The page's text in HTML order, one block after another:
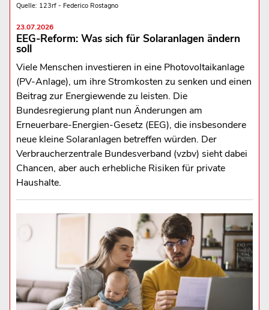
Quelle: 123rf - Federico Rostagno
23.07.2026
EEG-Reform: Was sich für Solaranlagen ändern
soll
Viele Menschen investieren in eine Photovoltaikanlage
(PV-Anlage), um ihre Stromkosten zu senken und einen
Beitrag zur Energiewende zu leisten. Die
Bundesregierung plant nun Änderungen am
Erneuerbare-Energien-Gesetz (EEG), die insbesondere
neue kleine Solaranlagen betreffen würden. Der
Verbraucherzentrale Bundesverband (vzbv) sieht dabei
Chancen, aber auch erhebliche Risiken für private
Haushalte.